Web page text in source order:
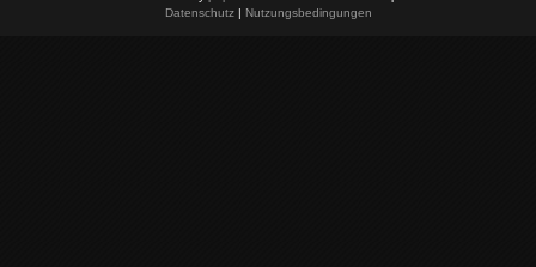
Datenschutz| Nutzungsbedingungen